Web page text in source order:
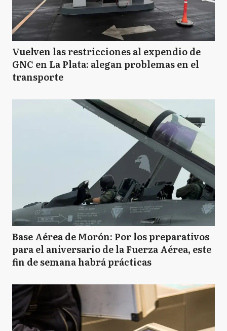
Vuelven las restricciones al expendio de
GNC en La Plata: alegan problemas en el
transporte
Base Aérea de Morón: Por los preparativos
para el aniversario de la Fuerza Aérea, este
fin de semana habrá prácticas